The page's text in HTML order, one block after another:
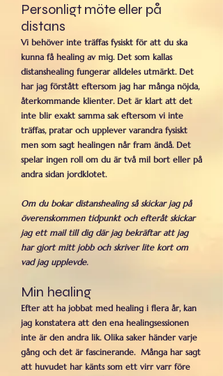
Personligt möte eller på
distans
Vi behöver inte träffas fysiskt för att du ska
kunna få healing av mig. Det som kallas
distanshealing fungerar alldeles utmärkt. Det
har jag förstått eftersom jag har många nöjda,
återkommande klienter. Det är klart att det
inte blir exakt samma sak eftersom vi inte
träffas, pratar och upplever varandra fysiskt
men som sagt healingen når fram ändå. Det
spelar ingen roll om du är två mil bort eller på
andra sidan jordklotet.
Om du bokar distanshealing så skickar jag på
överenskommen tidpunkt och efteråt skickar
jag ett mail till dig där jag bekräftar att jag
har gjort mitt jobb och skriver lite kort om
vad jag upplevde.
Min healing
Efter att ha jobbat med healing i flera år, kan
jag konstatera att den ena healingsessionen
inte är den andra lik. Olika saker händer varje
gång och det är fascinerande. Många har sagt
att huvudet har känts som ett virr varr före